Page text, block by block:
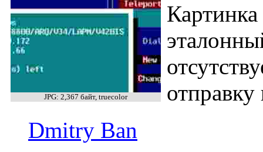
JPG: 2,367 байт, truecolor
отправку
Dmitry Ban